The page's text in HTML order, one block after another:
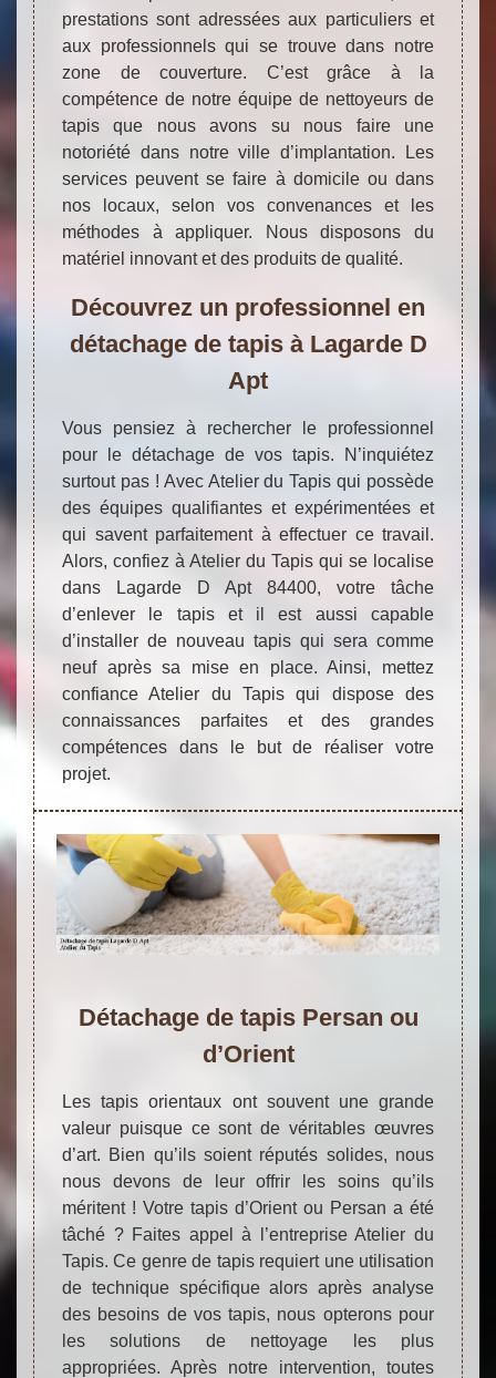
prestations sont adressées aux particuliers et
aux professionnels qui se trouve dans notre
zone de couverture. C’est grâce à la
compétence de notre équipe de nettoyeurs de
tapis que nous avons su nous faire une
notoriété dans notre ville d’implantation. Les
services peuvent se faire à domicile ou dans
nos locaux, selon vos convenances et les
méthodes à appliquer. Nous disposons du
matériel innovant et des produits de qualité.
Découvrez un professionnel en
détachage de tapis à Lagarde D
Apt
Vous pensiez à rechercher le professionnel
pour le détachage de vos tapis. N’inquiétez
surtout pas ! Avec Atelier du Tapis qui possède
des équipes qualifiantes et expérimentées et
qui savent parfaitement à effectuer ce travail.
Alors, confiez à Atelier du Tapis qui se localise
dans Lagarde D Apt 84400, votre tâche
d’enlever le tapis et il est aussi capable
d’installer de nouveau tapis qui sera comme
neuf après sa mise en place. Ainsi, mettez
confiance Atelier du Tapis qui dispose des
connaissances parfaites et des grandes
compétences dans le but de réaliser votre
projet.
Détachage de tapis Persan ou
d’Orient
Les tapis orientaux ont souvent une grande
valeur puisque ce sont de véritables œuvres
d’art. Bien qu’ils soient réputés solides, nous
nous devons de leur offrir les soins qu’ils
méritent ! Votre tapis d’Orient ou Persan a été
tâché ? Faites appel à l’entreprise Atelier du
Tapis. Ce genre de tapis requiert une utilisation
de technique spécifique alors après analyse
des besoins de vos tapis, nous opterons pour
les solutions de nettoyage les plus
appropriées. Après notre intervention, toutes